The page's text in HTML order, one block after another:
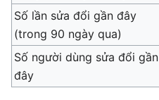
Số lần sửa đổi gần đây
(trong 90 ngày qua)
Số người dùng sửa đổi gần
đây